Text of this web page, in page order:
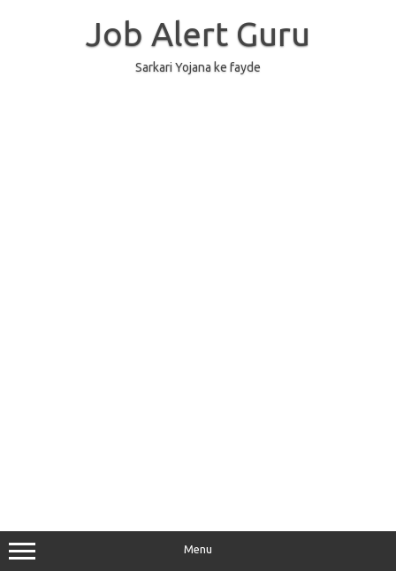
Job Alert Guru
Sarkari Yojana ke fayde
Menu